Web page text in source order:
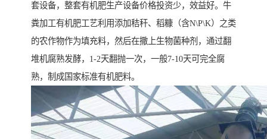
套设备，整套有机肥生产设备价格投资少，效益好。牛
粪加工有机肥工艺利用添加秸秆、稻糠（含N\P\K）之类
的农作物作为填充料，然后在撒上生物菌种剂，通过翻
堆机腐熟发酵，1-2天翻抛一次，一般7-10天可完全腐
熟，制成国家标准有机肥料。